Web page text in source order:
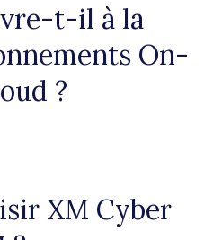
t-il à la
On-
?
XM Cyber